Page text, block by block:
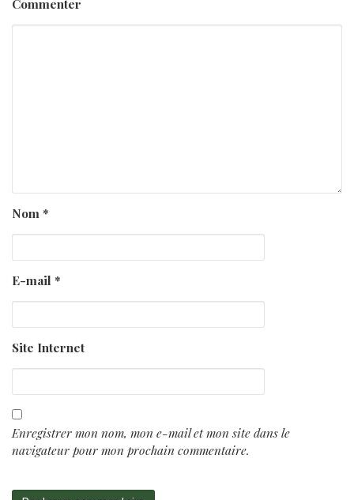
Commenter
Nom *
E-mail *
Site Internet
Enregistrer mon nom, mon e-mail et mon site dans le
navigateur pour mon prochain commentaire.